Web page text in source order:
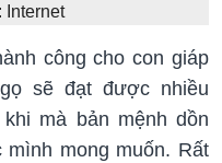
Internet
công cho con giáp
sẽ đạt được nhiều
mà bản mệnh dồn
mong muốn. Rất